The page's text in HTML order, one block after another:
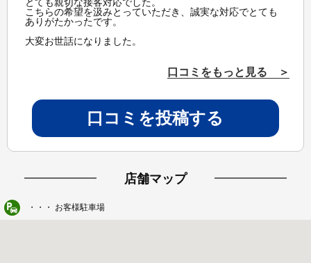
とても親切な接客対応でした。
こちらの希望を汲みとっていただき、誠実な対応でとても
ありがたかったです。
大変お世話になりました。
口コミをもっと見る ＞
口コミを投稿する
店舗マップ
・・・ お客様駐車場